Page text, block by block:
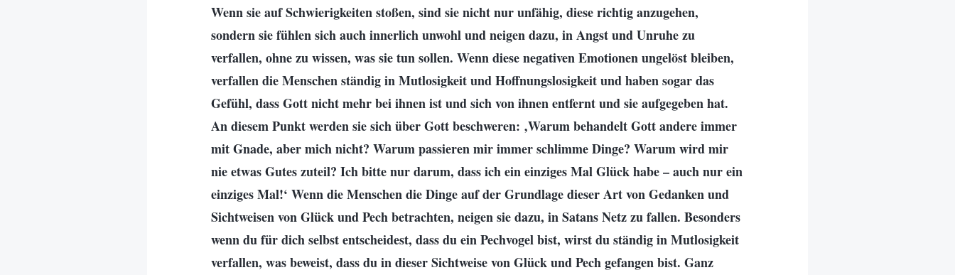
Wenn sie auf Schwierigkeiten stoßen, sind sie nicht nur unfähig, diese richtig anzugehen,
sondern sie fühlen sich auch innerlich unwohl und neigen dazu, in Angst und Unruhe zu
verfallen, ohne zu wissen, was sie tun sollen. Wenn diese negativen Emotionen ungelöst bleiben,
verfallen die Menschen ständig in Mutlosigkeit und Hoffnungslosigkeit und haben sogar das
Gefühl, dass Gott nicht mehr bei ihnen ist und sich von ihnen entfernt und sie aufgegeben hat.
An diesem Punkt werden sie sich über Gott beschweren: ‚Warum behandelt Gott andere immer
mit Gnade, aber mich nicht? Warum passieren mir immer schlimme Dinge? Warum wird mir
nie etwas Gutes zuteil? Ich bitte nur darum, dass ich ein einziges Mal Glück habe – auch nur ein
einziges Mal!‘ Wenn die Menschen die Dinge auf der Grundlage dieser Art von Gedanken und
Sichtweisen von Glück und Pech betrachten, neigen sie dazu, in Satans Netz zu fallen. Besonders
wenn du für dich selbst entscheidest, dass du ein Pechvogel bist, wirst du ständig in Mutlosigkeit
verfallen, was beweist, dass du in dieser Sichtweise von Glück und Pech gefangen bist. Ganz